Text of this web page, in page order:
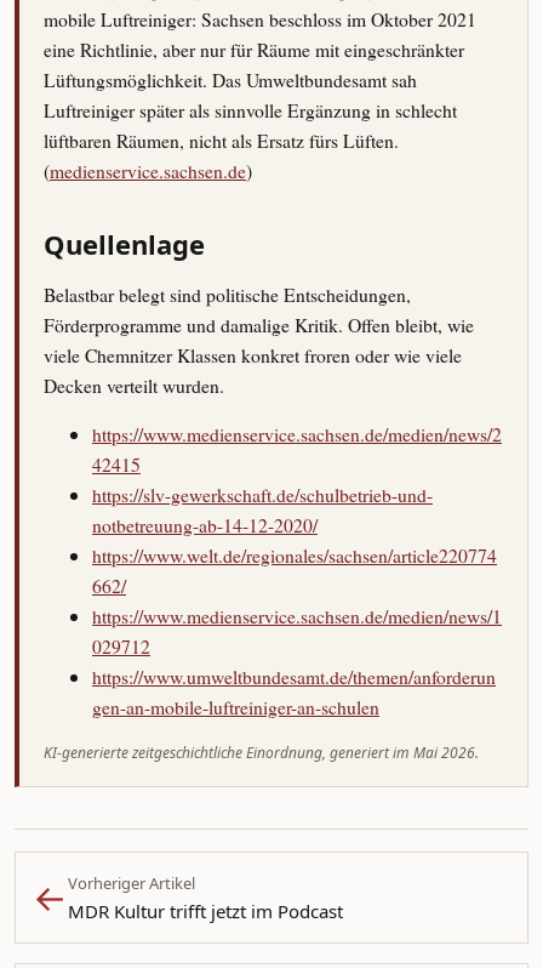
mobile Luftreiniger: Sachsen beschloss im Oktober 2021
eine Richtlinie, aber nur für Räume mit eingeschränkter
Lüftungsmöglichkeit. Das Umweltbundesamt sah
Luftreiniger später als sinnvolle Ergänzung in schlecht
lüftbaren Räumen, nicht als Ersatz fürs Lüften.
(medienservice.sachsen.de)
Quellenlage
Belastbar belegt sind politische Entscheidungen,
Förderprogramme und damalige Kritik. Offen bleibt, wie
viele Chemnitzer Klassen konkret froren oder wie viele
Decken verteilt wurden.
https://www.medienservice.sachsen.de/medien/news/2
42415
https://slv-gewerkschaft.de/schulbetrieb-und-
notbetreuung-ab-14-12-2020/
https://www.welt.de/regionales/sachsen/article220774
662/
https://www.medienservice.sachsen.de/medien/news/1
029712
https://www.umweltbundesamt.de/themen/anforderun
gen-an-mobile-luftreiniger-an-schulen
KI-generierte zeitgeschichtliche Einordnung, generiert im Mai 2026.
← Vorheriger Artikel
MDR Kultur trifft jetzt im Podcast